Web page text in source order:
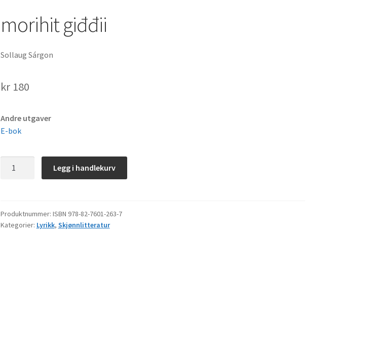
morihit giđđii
Sollaug Sárgon
kr180
Andre utgaver
E-bok
Legg i handlekurv
Produktnummer: ISBN 978-82-7601-263-7
Kategorier: Lyrikk, Skjønnlitteratur